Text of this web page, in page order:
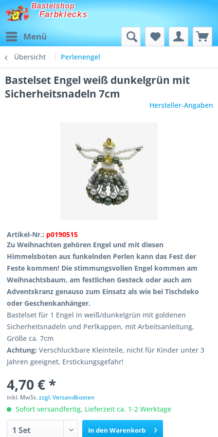
Bastelshop
Farbklecks
Menü
Übersicht Perlenengel
Bastelset Engel weiß dunkelgrün mit
Sicherheitsnadeln 7cm
Hersteller-Angaben
Artikel-Nr.: p0190515
Zu Weihnachten gehören Engel und mit diesen
Himmelsboten aus funkelnden Perlen kann das Fest der
Feste kommen! Die stimmungsvollen Engel kommen am
Weihnachtsbaum, am festlichen Gesteck oder auch am
Adventskranz genauso zum Einsatz als wie bei Tischdeko
oder Geschenkanhänger.
Bastelset für 1 Engel in weiß/dunkelgrün mit goldenen
Sicherheitsnadeln und Perlkappen, mit Arbeitsanleitung,
Größe ca. 7cm
Achtung: Verschluckbare Kleinteile, nicht für Kinder unter 3
Jahren geeignet, Erstickungsgefahr!
4,70 € *
inkl. MwSt.zzgl. Versandkosten
Sofort versandfertig, Lieferzeit ca. 1-2 Werktage
In den Warenkorb